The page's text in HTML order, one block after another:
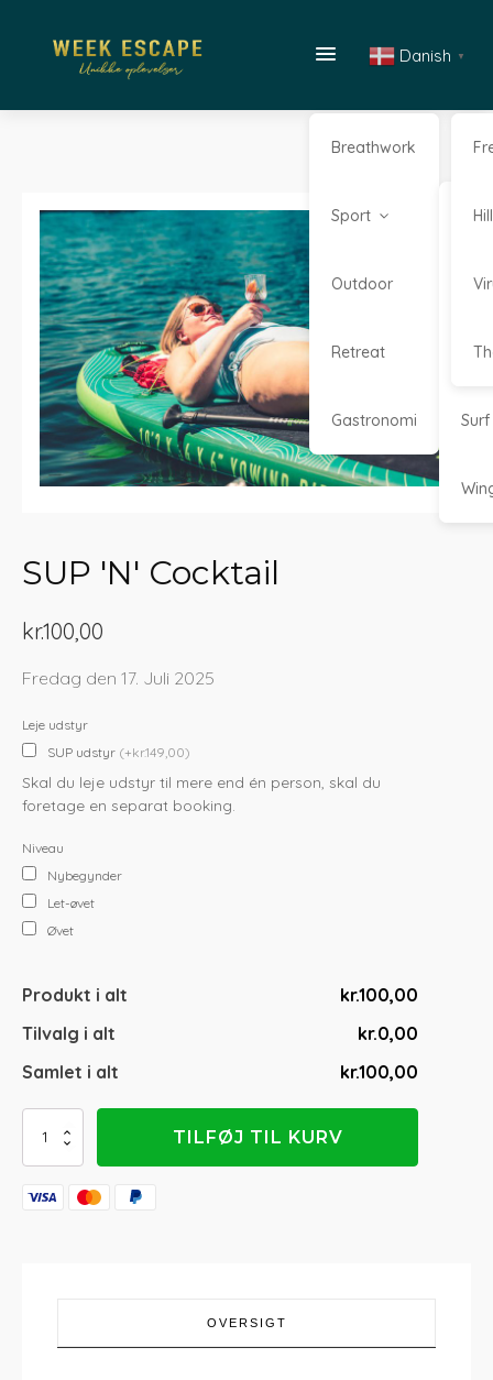
Breathwork
Sport
Surf
Outdoor
Retreat
Gastronomi
Danish ▼
SUP 'N' Cocktail
kr.100,00
Fredag den 17. Juli 2025
Leje udstyr
SUP udstyr (+kr.149,00)
Skal du leje udstyr til mere end én person, skal du
foretage en separat booking.
Niveau
Nybegynder
Let-øvet
Øvet
Produkt i alt
kr.100,00
Tilvalg i alt
kr.0,00
Samlet i alt
kr.100,00
Cocktail
antal
TILFØJ TIL KURV
OVERSIGT